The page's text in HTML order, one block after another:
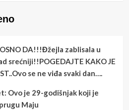
DA!!!Đžejla zablisala u
srećniji!!POGEDAJTE KAKO JE
se ne viđa svaki dan….
Ovo je 29-godišnjak koji je
Maju